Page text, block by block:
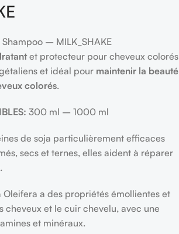
– MILK_SHAKE
et protecteur pour cheveux colorés
et idéal pour maintenir la beauté
colorés.
300 ml – 1000 ml
de soja particulièrement efficaces
secs et ternes, elles aident à réparer
Oleifera a des propriétés émollientes et
cheveux et le cuir chevelu, avec une
et minéraux.